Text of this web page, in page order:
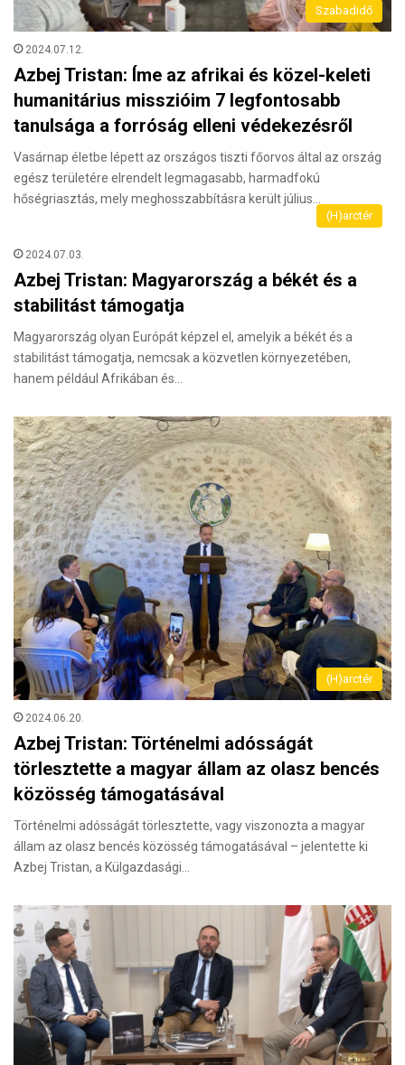
Szabadidő
2024.07.12.
Azbej Tristan: Íme az afrikai és közel-keleti
humanitárius misszióim 7 legfontosabb
tanulsága a forróság elleni védekezésről
Vasárnap életbe lépett az országos tiszti főorvos által az ország
egész területére elrendelt legmagasabb, harmadfokú
hőségriasztás, mely meghosszabbításra került július…
(H)arctér
2024.07.03.
Azbej Tristan: Magyarország a békét és a
stabilitást támogatja
Magyarország olyan Európát képzel el, amelyik a békét és a
stabilitást támogatja, nemcsak a közvetlen környezetében,
hanem például Afrikában és…
(H)arctér
2024.06.20.
Azbej Tristan: Történelmi adósságát
törlesztette a magyar állam az olasz bencés
közösség támogatásával
Történelmi adósságát törlesztette, vagy viszonozta a magyar
állam az olasz bencés közösség támogatásával – jelentette ki
Azbej Tristan, a Külgazdasági…